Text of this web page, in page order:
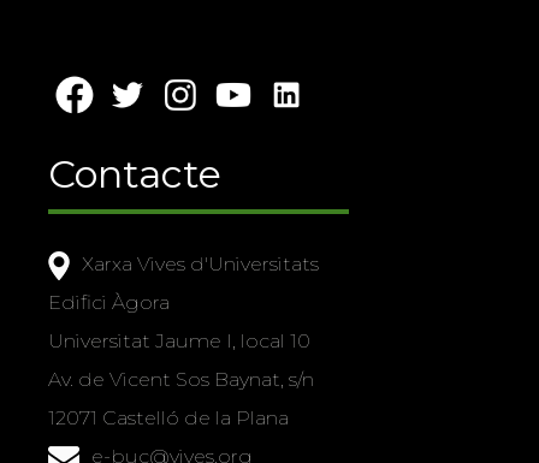
Contacte
Xarxa Vives d'Universitats
Edifici Àgora
Universitat Jaume I, local 10
Av. de Vicent Sos Baynat, s/n
12071 Castelló de la Plana
e-buc@vives.org